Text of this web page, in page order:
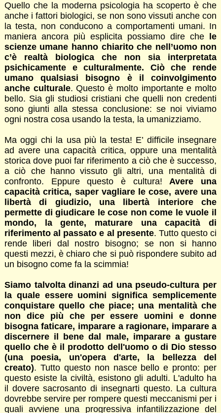
Quello che la moderna psicologia ha scoperto è che
anche i fattori biologici, se non sono vissuti anche con
la testa, non conducono a comportamenti umani. In
maniera ancora più esplicita possiamo dire che
le
scienze umane hanno chiarito che nell’uomo non
c’è realtà biologica che non sia interpretata
psichicamente e culturalmente. Ciò che rende
umano qualsiasi bisogno è il coinvolgimento
anche culturale. Questo è molto importante e molto
bello. Sia gli studiosi cristiani che quelli non credenti
sono giunti alla stessa conclusione: se noi viviamo
ogni nostra cosa usando la testa, la umanizziamo.
Ma oggi chi la usa più la testa! E’ difficile insegnare
ad avere una capacità critica, oppure una mentalità
storica dove puoi far riferimento a ciò che è successo,
a ciò che hanno vissuto gli altri, una mentalità di
confronto. Eppure questo è cultura!Avere una
capacità critica, saper vagliare le cose, avere una
libertà di giudizio, una libertà interiore che
permette di giudicare le cose non come le vuole il
mondo, la gente, maturare una capacità di
riferimento al passato e al presente. Tutto questo ci
rende liberi dal nostro bisogno; se non si hanno
questi mezzi, è chiaro che si può rispondere subito ad
un bisogno come fa la scimmia!
Siamo talvolta dinanzi ad una pseudo-cultura per
la quale essere uomini significa semplicemente
conquistare quello che piace; una mentalità che
non dice più che per essere uomini e donne
bisogna faticare, imparare a ragionare, imparare a
discernere il bene dal male, imparare a gustare
quello che è il prodotto dell'uomo o di Dio stesso
(una poesia, un'opera d'arte, la bellezza del
creato). Tutto questo non nasce bello e pronto: per
questo esiste la civiltà, esistono gli adulti. L'adulto ha
il dovere sacrosanto di insegnarti questo. La cultura
dovrebbe servire per rompere questi meccanismi per i
quali avviene una progressiva infantilizzazione del